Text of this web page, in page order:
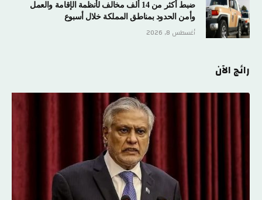
ضبط أكثر من 14 ألف مخالف لأنظمة الإقامة والعمل
وأمن الحدود بمناطق المملكة خلال أسبوع
أغسطس 8, 2026
رائج الآن